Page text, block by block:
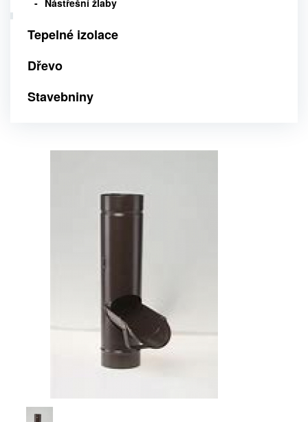
Nástřešní žlaby
Tepelné izolace
Dřevo
Stavebniny